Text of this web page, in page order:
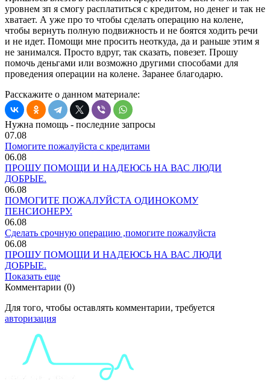
уровнем зп я смогу расплатиться с кредитом, но денег и так не
хватает. А уже про то чтобы сделать операцию на колене,
чтобы вернуть полную подвижность и не боятся ходить речи
и не идет. Помощи мне просить неоткуда, да и раньше этим я
не занимался. Просто вдруг, так сказать, повезет. Прошу
помочь деньгами или возможно другими способами для
проведения операции на колене. Заранее благодарю.
Расскажите о данном материале:
Нужна помощь - последние запросы
07.08
Помогите пожалуйста с кредитами
06.08
ПРОШУ ПОМОЩИ И НАДЕЮСЬ НА ВАС ЛЮДИ
ДОБРЫЕ.
06.08
ПОМОГИТЕ ПОЖАЛУЙСТА ОДИНОКОМУ
ПЕНСИОНЕРУ.
06.08
Сделать срочную операцию ,помогите пожалуйста
06.08
ПРОШУ ПОМОЩИ И НАДЕЮСЬ НА ВАС ЛЮДИ
ДОБРЫЕ.
Показать еще
Комментарии (0)
Для того, чтобы оставлять комментарии, требуется
авторизация